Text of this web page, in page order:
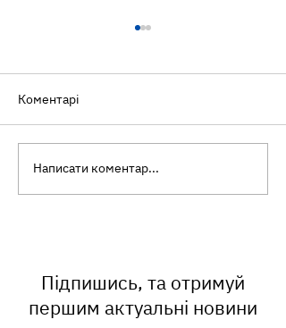
Запрошуємо взяти
участь у літньому
Коментарі
Написати коментар...
Підпишись, та отримуй
першим актуальні новини